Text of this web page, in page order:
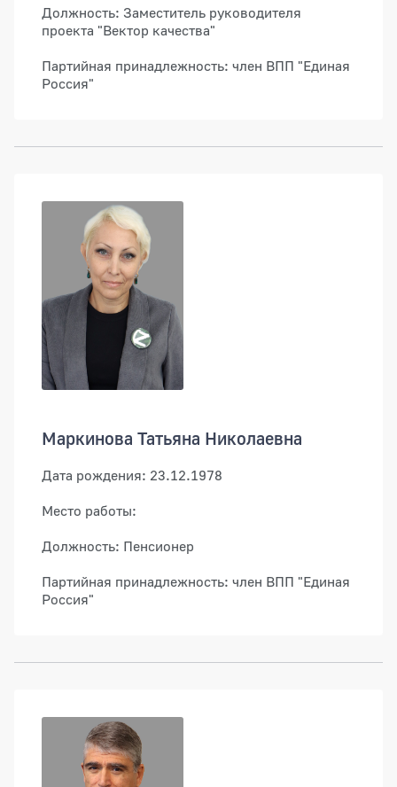
Должность: Заместитель руководителя
проекта "Вектор качества"
Партийная принадлежность: член ВПП "Единая
Россия"
Маркинова Татьяна Николаевна
Дата рождения: 23.12.1978
Место работы:
Должность: Пенсионер
Партийная принадлежность: член ВПП "Единая
Россия"